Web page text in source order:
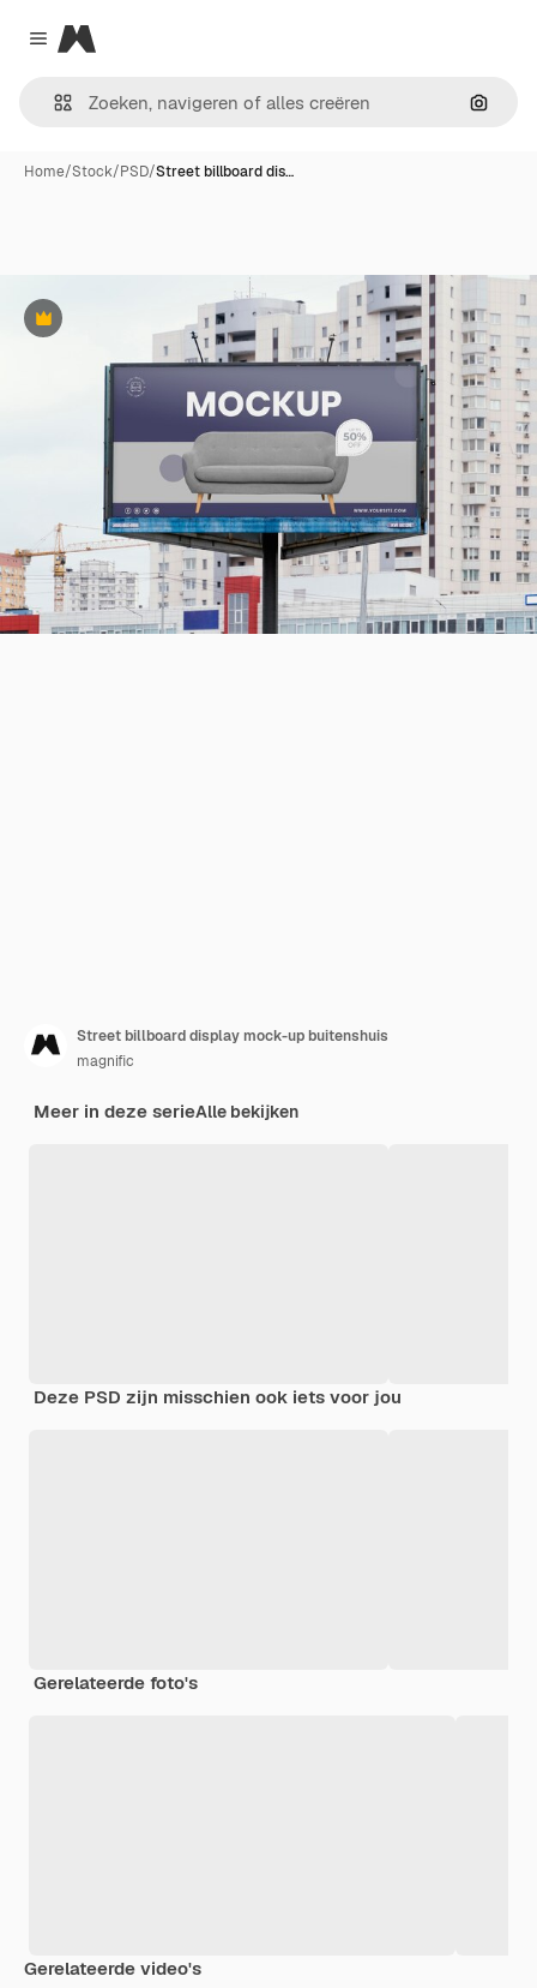
Close menu
Magnific
Home/Stock/PSD/Street billboard dis…
Premium
Street billboard display mock-up buitenshuis
magnific
Meer in deze serieAlle bekijken
Deze PSD zijn misschien ook iets voor jou
Gerelateerde foto's
Gerelateerde video's